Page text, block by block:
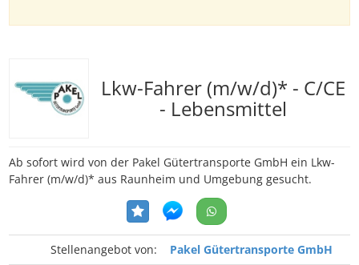
Lkw-Fahrer (m/w/d)* - C/CE
- Lebensmittel
Ab sofort wird von der Pakel Gütertransporte GmbH ein Lkw-
Fahrer (m/w/d)* aus Raunheim und Umgebung gesucht.
Stellenangebot von:
Pakel Gütertransporte GmbH